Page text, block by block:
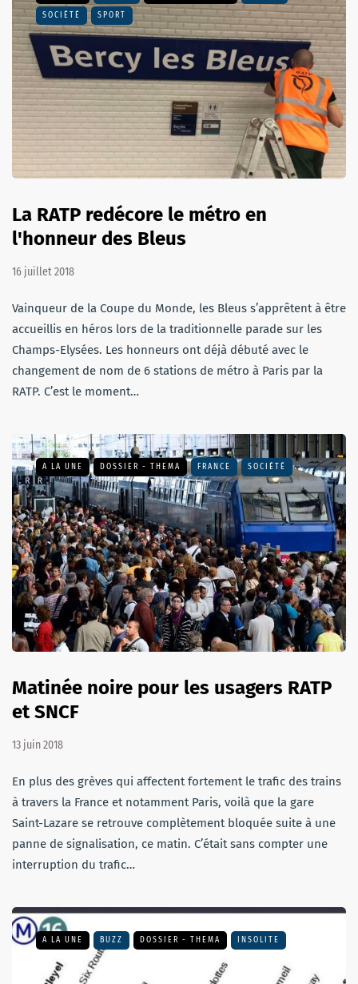
SOCIÉTÉ SPORT
La RATP redécore le métro en
l'honneur des Bleus
16 juillet 2018
Vainqueur de la Coupe du Monde, les Bleus s’apprêtent à être
accueillis en héros lors de la traditionnelle parade sur les
Champs-Elysées. Les honneurs ont déjà débuté avec le
changement de nom de 6 stations de métro à Paris par la
RATP. C’est le moment…
A LA UNE DOSSIER - THEMA FRANCE SOCIÉTÉ
Matinée noire pour les usagers RATP
et SNCF
13 juin 2018
En plus des grèves qui affectent fortement le trafic des trains
à travers la France et notamment Paris, voilà que la gare
Saint-Lazare se retrouve complètement bloquée suite à une
panne de signalisation, ce matin. C’était sans compter une
interruption du trafic…
A LA UNE BUZZ DOSSIER - THEMA INSOLITE